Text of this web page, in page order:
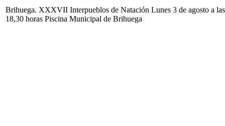
Brihuega. XXXVII Interpueblos de Natación Lunes 3 de agosto a las
18,30 horas Piscina Municipal de Brihuega